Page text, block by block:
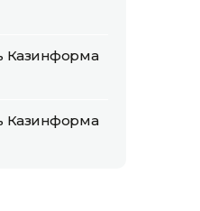
Казинформа
Казинформа